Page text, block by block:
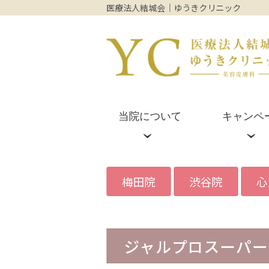
医療法人結城会｜ゆうきクリニック
当院について キャンペ
ヒアルロン酸
ダーマペン4
皮膚科外来(梅田院のみ)
梅田茶屋町院
梅田院 渋谷院
ジャルプロスーパ